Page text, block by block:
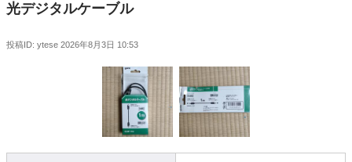
光デジタルケーブル
投稿ID: ytese 2026年8月3日 10:53